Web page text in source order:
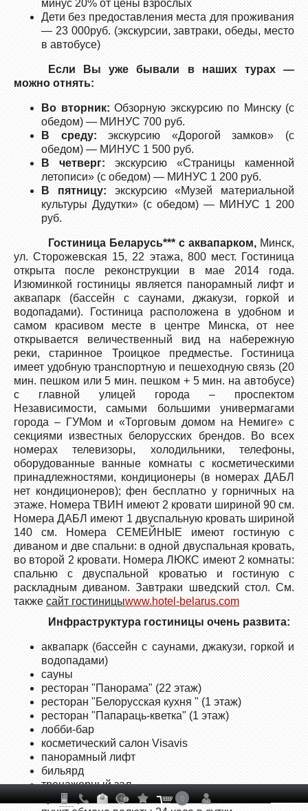
минус 20% от цены взрослых
Дети без предоставления места для проживания
— 23 000руб. (экскурсии, завтраки, обеды, место
в автобусе)
Если Вы уже бывали в наших турах —
можно отнять:
Во вторник: Обзорную экскурсию по Минску (с
обедом) — МИНУС 700 руб.
В среду: экскурсию «Дорогой замков» (с
обедом) — МИНУС 1 500 руб.
В четверг: экскурсию «Страницы каменной
летописи» (с обедом) — МИНУС 1 200 руб.
В пятницу: экскурсию «Музей материальной
культуры Дудутки» (с обедом) — МИНУС 1 200
руб.
Гостиница Беларусь*** с аквапарком, Минск,
ул. Сторожевская 15, 22 этажа, 800 мест. Гостиница
открыта после реконструкции в мае 2014 года.
Изюминкой гостиницы является панорамный лифт и
аквапарк (бассейн с саунами, джакузи, горкой и
водопадами). Гостиница расположена в удобном и
самом красивом месте в центре Минска, от нее
открывается величественный вид на набережную
реки, старинное Троицкое предместье. Гостиница
имеет удобную транспортную и пешеходную связь (20
мин. пешком или 5 мин. пешком + 5 мин. на автобусе)
с главной улицей города – проспектом
Независимости, самыми большими универмагами
города – ГУМом и «Торговым домом на Немиге» с
секциями известных белорусских брендов. Во всех
номерах телевизоры, холодильники, телефоны,
оборудованные ванные комнаты с косметическими
принадлежностями, кондиционеры (в номерах ДАБЛ
нет кондиционеров); фен бесплатно у горничных на
этаже. Номера ТВИН имеют 2 кровати шириной 90 см.
Номера ДАБЛ имеют 1 двуспальную кровать шириной
140 см. Номера СЕМЕЙНЫЕ имеют гостиную с
диваном и две спальни: в одной двуспальная кровать,
во второй 2 кровати. Номера ЛЮКС имеют 2 комнаты:
спальню с двуспальной кроватью и гостиную с
раскладным диваном. Завтраки шведский стол. См.
также сайт гостиницыwww.hotel-belarus.com
Инфраструктура гостиницы очень развита:
аквапарк (бассейн с саунами, джакузи, горкой и
водопадами)
сауны
ресторан "Панорама" (22 этаж)
ресторан "Белорусская кухня " (1 этаж)
ресторан "Папараць-кветка" (1 этаж)
лобби-бар
косметический салон Visavis
панорамный лифт
бильярд
тренажерный зал
сувенирный магазин
0